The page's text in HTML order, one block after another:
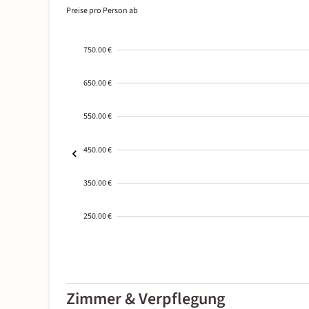
Preise pro Person ab
750.00 €
650.00 €
550.00 €
450.00 €
350.00 €
250.00 €
01-02
Zimmer & Verpflegung